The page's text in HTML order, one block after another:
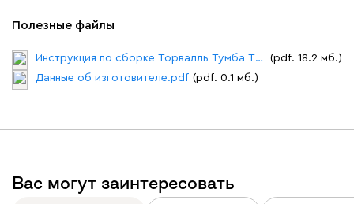
Полезные файлы
Инструкция по сборке Торвалль Тумба ТВ - 3.pdf
(pdf. 18.2 мб.)
Данные об изготовителе.pdf (pdf. 0.1 мб.)
Вас могут заинтересовать